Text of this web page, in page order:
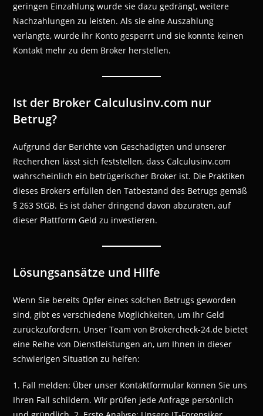
geringen Einzahlung wurde sie dazu gedrängt, weitere
Nachzahlungen zu leisten. Als sie eine Auszahlung
verlangte, wurde ihr Konto gesperrt und sie konnte keinen
Kontakt mehr zu dem Broker herstellen.
Ist der Broker Calculusinv.com nur
Betrug?
Aufgrund der Berichte von Geschädigten und unserer
Recherchen lässt sich feststellen, dass Calculusinv.com
wahrscheinlich ein betrügerischer Broker ist. Die Praktiken
dieses Brokers erfüllen den Tatbestand des Betrugs gemäß
§ 263 StGB. Es ist daher dringend davon abzuraten, auf
dieser Plattform Geld zu investieren.
Lösungsansätze und Hilfe
Wenn Sie bereits Opfer eines solchen Betrugs geworden
sind, gibt es verschiedene Möglichkeiten, um Ihr Geld
zurückzufordern. Unser Team von Brokercheck-24.de bietet
eine Reihe von Dienstleistungen an, um Ihnen in dieser
schwierigen Situation zu helfen:
1. Fall melden: Über unser Kontaktformular können Sie uns
Ihren Fall schildern. Wir prüfen jede Anfrage persönlich